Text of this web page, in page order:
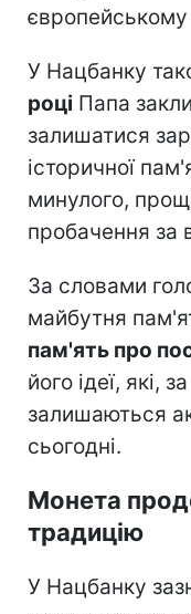
європейському
У Нацбанку
році Папа
залишатися
історичної
минулого,
пробачення за
За словами
майбутня
пам'ять про
його ідеї, які,
залишаються
сьогодні.
Монета
традицію
У Нацбанку